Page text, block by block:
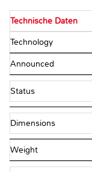
Technische Daten
Technology
Announced
Status
Dimensions
Weight